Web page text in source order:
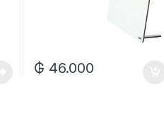
₲ 46.000